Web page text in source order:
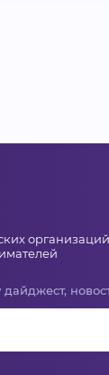
организаций